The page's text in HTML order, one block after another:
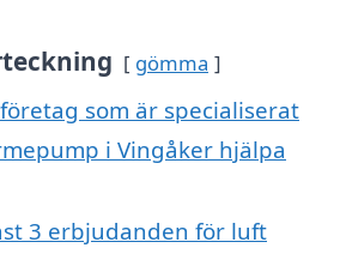
gömma
som är specialiserat
i Vingåker hjälpa
3 erbjudanden för luft